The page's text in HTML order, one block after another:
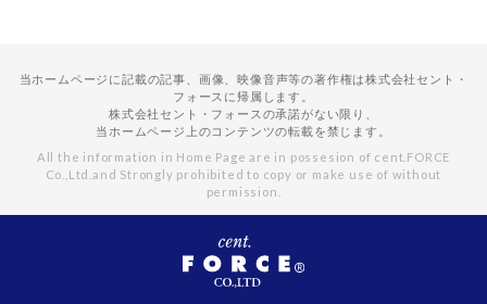
当ホームページに記載の記事、画像、映像音声等の著作権は株式会社セント・
フォースに帰属します。
株式会社セント・フォースの承諾がない限り、
当ホームページ上のコンテンツの転載を禁じます。
All the information in Home Page are in possesion of cent.FORCE
Co.,Ltd.and Strongly prohibited to copy or make use of without
permission.